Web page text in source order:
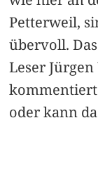
Petterweil,
übervoll.
Leser
oder kann